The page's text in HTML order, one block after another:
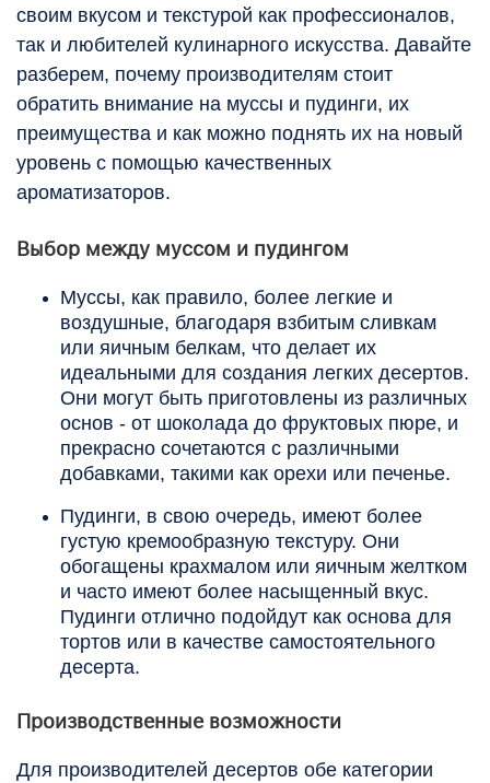
своим вкусом и текстурой как профессионалов,
так и любителей кулинарного искусства. Давайте
разберем, почему производителям стоит
обратить внимание на муссы и пудинги, их
преимущества и как можно поднять их на новый
уровень с помощью качественных
ароматизаторов.
Выбор между муссом и пудингом
Муссы, как правило, более легкие и
воздушные, благодаря взбитым сливкам
или яичным белкам, что делает их
идеальными для создания легких десертов.
Они могут быть приготовлены из различных
основ - от шоколада до фруктовых пюре, и
прекрасно сочетаются с различными
добавками, такими как орехи или печенье.
Пудинги, в свою очередь, имеют более
густую кремообразную текстуру. Они
обогащены крахмалом или яичным желтком
и часто имеют более насыщенный вкус.
Пудинги отлично подойдут как основа для
тортов или в качестве самостоятельного
десерта.
Производственные возможности
Для производителей десертов обе категории